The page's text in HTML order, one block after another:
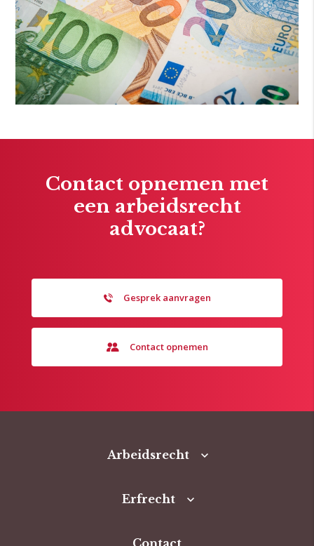
Contact opnemen met
een arbeidsrecht
advocaat?
Gesprek aanvragen
Contact opnemen
Arbeidsrecht
Erfrecht